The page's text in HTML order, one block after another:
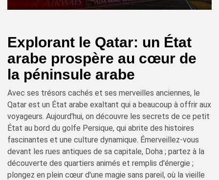
Explorant le Qatar: un État
arabe prospère au cœur de
la péninsule arabe
Avec ses trésors cachés et ses merveilles anciennes, le
Qatar est un État arabe exaltant qui a beaucoup à offrir aux
voyageurs. Aujourd'hui, on découvre les secrets de ce petit
État au bord du golfe Persique, qui abrite des histoires
fascinantes et une culture dynamique. Émerveillez-vous
devant les rues antiques de sa capitale, Doha ; partez à la
découverte des quartiers animés et remplis d'énergie ;
plongez en plein cœur d'une magie sans pareil, où la vieille